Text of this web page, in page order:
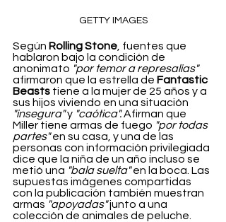
GETTY IMAGES
Según Rolling Stone , fuentes que
hablaron bajo la condición de
anonimato "por temor a represalias"
afirmaron que la estrella de Fantastic
Beasts tiene a la mujer de 25 años y a
sus hijos viviendo en una situación
"insegura" y "caótica". Afirman que
Miller tiene armas de fuego "por todas
partes" en su casa, y una de las
personas con información privilegiada
dice que la niña de un año incluso se
metió una "bala suelta" en la boca. Las
supuestas imágenes compartidas
con la publicación también muestran
armas "apoyadas" junto a una
colección de animales de peluche.